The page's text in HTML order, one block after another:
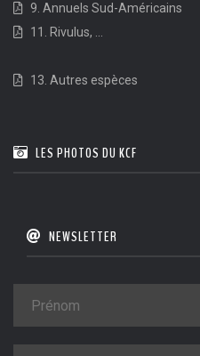
9. Annuels Sud-Américains
11. Rivulus, ...
13. Autres espèces
LES PHOTOS DU KCF
NEWSLETTER